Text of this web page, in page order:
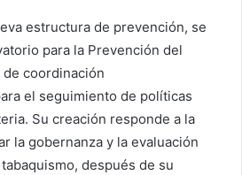
estructura de prevención, se
para la Prevención del
coordinación
el seguimiento de políticas
Su creación responde a la
la gobernanza y la evaluación
después de su